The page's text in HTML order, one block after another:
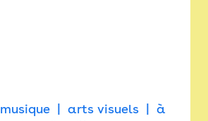
musique arts visuels
à